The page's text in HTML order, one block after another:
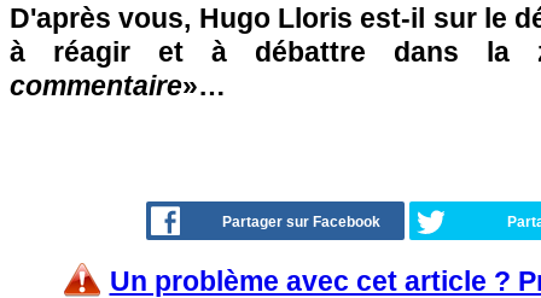
D'après vous, Hugo Lloris est-il sur le
à réagir et à débattre dans la
commentaire»…
Partager sur Facebook
Un problème avec cet article ?